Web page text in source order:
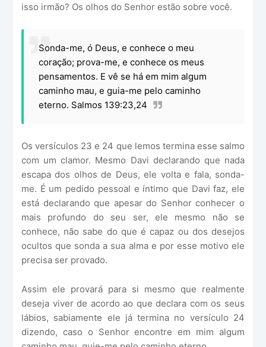
isso irmão? Os olhos do Senhor estão sobre você.
Sonda-me, ó Deus, e conhece o meu
coração; prova-me, e conhece os meus
pensamentos. E vê se há em mim algum
caminho mau, e guia-me pelo caminho
eterno. Salmos 139:23,24
Os versículos 23 e 24 que lemos termina esse salmo
com um clamor. Mesmo Davi declarando que nada
escapa dos olhos de Deus, ele volta e fala, sonda-
me. É um pedido pessoal e íntimo que Davi faz, ele
está declarando que apesar do Senhor conhecer o
mais profundo do seu ser, ele mesmo não se
conhece, não sabe do que é capaz ou dos desejos
ocultos que sonda a sua alma e por esse motivo ele
precisa ser provado.
Assim ele provará para si mesmo que realmente
deseja viver de acordo ao que declara com os seus
lábios, sabiamente ele já termina no versículo 24
dizendo, caso o Senhor encontre em mim algum